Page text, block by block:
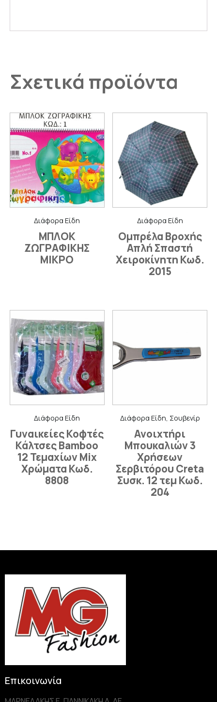
Σχετικά προϊόντα
Διάφορα Είδη
ΜΠΛΟΚ
ΖΩΓΡΑΦΙΚΗΣ
ΜΙΚΡΟ
Διάφορα Είδη
Ομπρέλα Βροχής
Απλή Σπαστή
Χειροκίνητη Κωδ.
2015
Διάφορα Είδη
Γυναικείες Κοφτές
Κάλτσες Bamboo
12 Τεμαχίων Mix
Χρώματα Κωδ.
8808
Διάφορα Είδη, Σουβενίρ
Ανοιχτήρι
Μπουκαλιών 3
Χρήσεων
Σερβιτόρου Creta
Συσκ. 12 τεμ Κωδ.
204
Επικοινωνία